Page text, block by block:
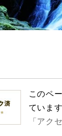
このペ
ています
「アク